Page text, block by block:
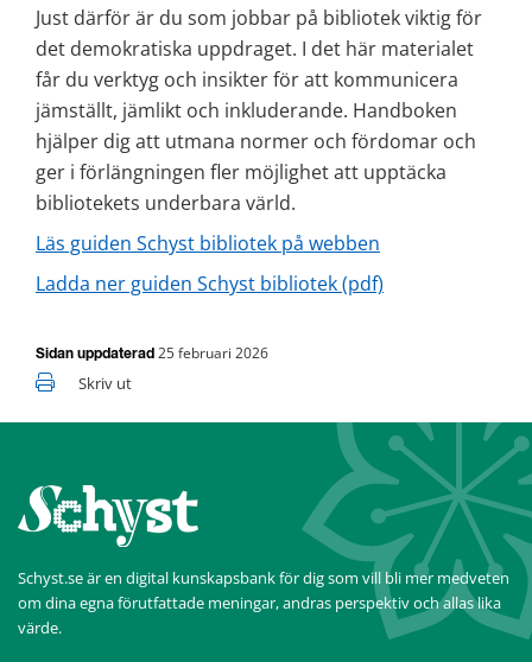
Just därför är du som jobbar på bibliotek viktig för
det demokratiska uppdraget. I det här materialet
får du verktyg och insikter för att kommunicera
jämställt, jämlikt och inkluderande. Handboken
hjälper dig att utmana normer och fördomar och
ger i förlängningen fler möjlighet att upptäcka
bibliotekets underbara värld.
Läs guiden Schyst bibliotek på webben
Ladda ner guiden Schyst bibliotek (pdf)
Sidan uppdaterad 25 februari 2026
Skriv ut
Schyst.se är en digital kunskapsbank för dig som vill bli mer medveten
om dina egna förutfattade meningar, andras perspektiv och allas lika
värde.